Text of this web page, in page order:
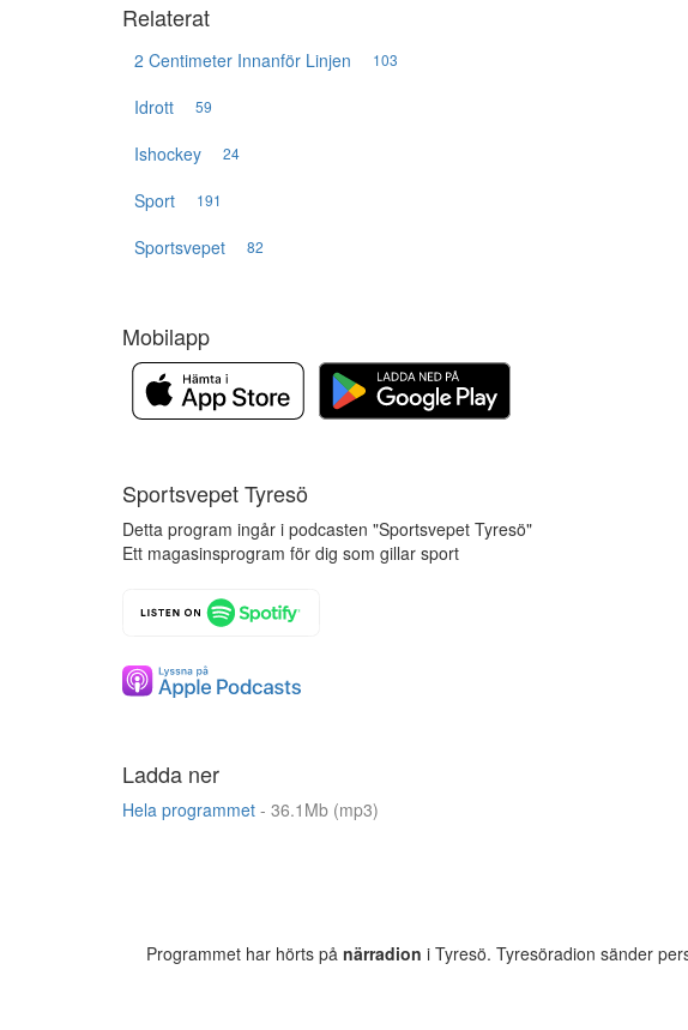
Relaterat
2 Centimeter Innanför Linjen 103
Idrott 59
Ishockey 24
Sport 191
Sportsvepet 82
Mobilapp
Sportsvepet Tyresö
Detta program ingår i podcasten "Sportsvepet Tyresö"
Ett magasinsprogram för dig som gillar sport
Ladda ner
Hela programmet - 36.1Mb (mp3)
Programmet har hörts på närradion i Tyresö. Tyresöradion sänder